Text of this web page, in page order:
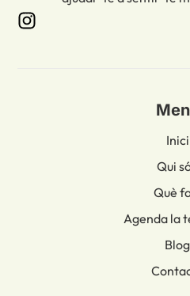
Inici
Qui
Què
Agenda la
Blog